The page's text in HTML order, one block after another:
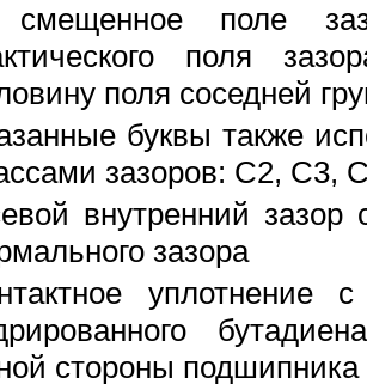
поле
поля
поля соседней
буквы также
зазоров: С2,
внутренний зазор
зазора
уплотнение
стороны подшипника